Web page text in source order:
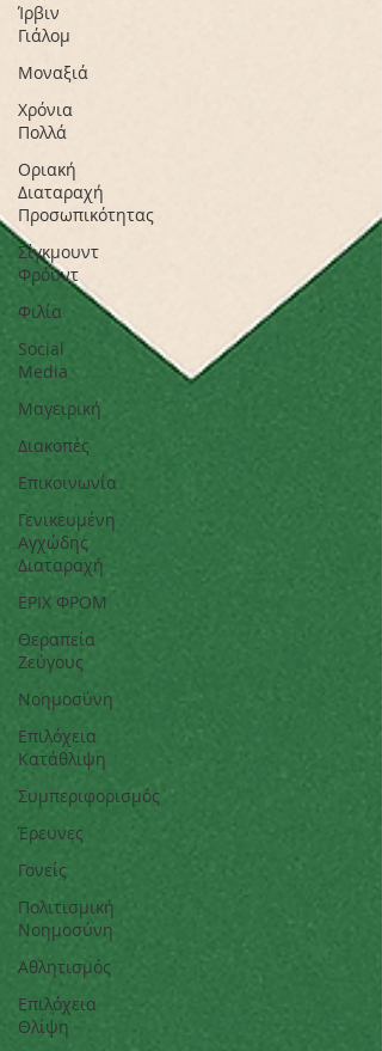
Ίρβιν
Γιάλομ
Μοναξιά
Χρόνια
Πολλά
Οριακή
Διαταραχή
Προσωπικότητας
Σίγκμουντ
Φρόυντ
Φιλία
Social
Media
Μαγειρική
Διακοπές
Επικοινωνία
Γενικευμένη
Αγχώδης
Διαταραχή
ΕΡΙΧ ΦΡΟΜ
Θεραπεία
Ζεύγους
Νοημοσύνη
Επιλόχεια
Κατάθλιψη
Συμπεριφορισμός
Έρευνες
Γονείς
Πολιτισμική
Nοημοσύνη
Αθλητισμός
Επιλόχεια
Θλίψη